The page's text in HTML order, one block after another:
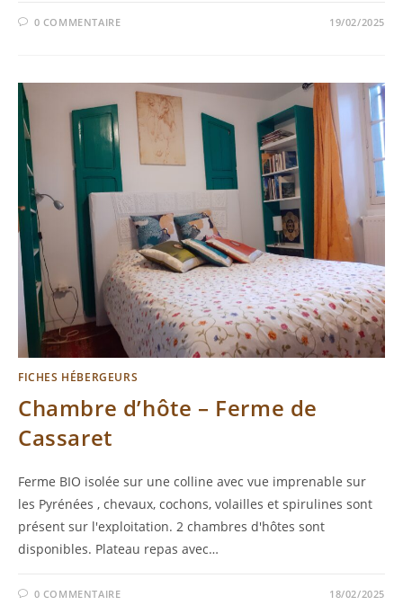
0 COMMENTAIRE 19/02/2025
FICHES HÉBERGEURS
Chambre d’hôte – Ferme de
Cassaret
Ferme BIO isolée sur une colline avec vue imprenable sur
les Pyrénées , chevaux, cochons, volailles et spirulines sont
présent sur l'exploitation. 2 chambres d'hôtes sont
disponibles. Plateau repas avec…
0 COMMENTAIRE 18/02/2025